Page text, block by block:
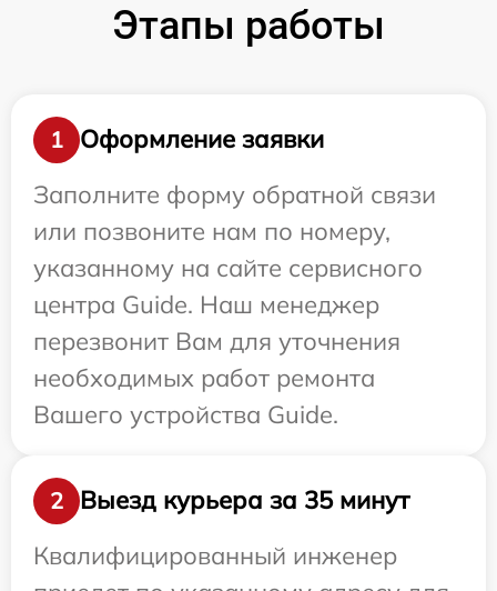
Этапы работы
1
Оформление заявки
Заполните форму обратной связи
или позвоните нам по номеру,
указанному на сайте сервисного
центра Guide. Наш менеджер
перезвонит Вам для уточнения
необходимых работ ремонта
Вашего устройства Guide.
2
Выезд курьера за 35 минут
Квалифицированный инженер